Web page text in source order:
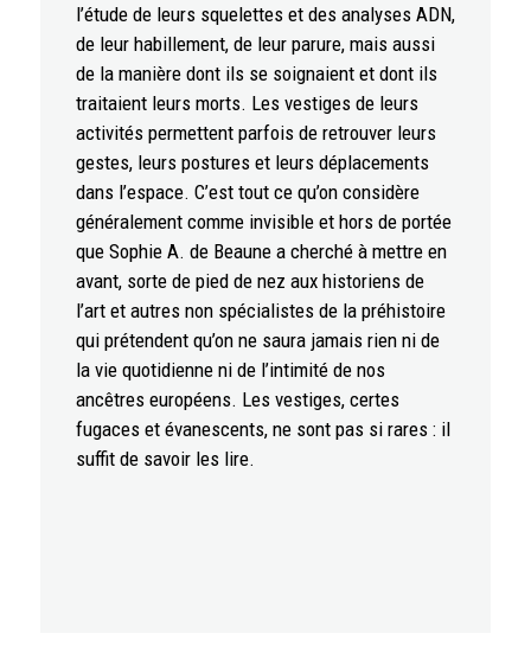
l’étude de leurs squelettes et des analyses ADN,
de leur habillement, de leur parure, mais aussi
de la manière dont ils se soignaient et dont ils
traitaient leurs morts. Les vestiges de leurs
activités permettent parfois de retrouver leurs
gestes, leurs postures et leurs déplacements
dans l’espace. C’est tout ce qu’on considère
généralement comme invisible et hors de portée
que Sophie A. de Beaune a cherché à mettre en
avant, sorte de pied de nez aux historiens de
l’art et autres non spécialistes de la préhistoire
qui prétendent qu’on ne saura jamais rien ni de
la vie quotidienne ni de l’intimité de nos
ancêtres européens. Les vestiges, certes
fugaces et évanescents, ne sont pas si rares : il
suffit de savoir les lire.